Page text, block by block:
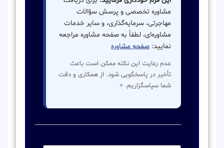
مشاوره تخصصی و پرسش سؤالات
مهاجرتی، سرمایه‌گذاری، و سایر خدمات
مشاوره‌ای، لطفاً به صفحه مشاوره مراجعه
نمایید: صفحه مشاوره
عدم رعایت این نکته ممکن است باعث
تأخیر در پاسخگویی شود. از همکاری و دقت
شما سپاسگزاریم. <
نام